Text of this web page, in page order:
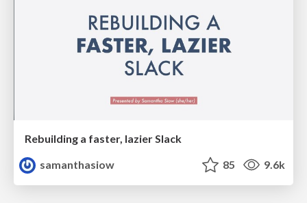
Rebuilding a faster, lazier Slack
samanthasiow
85 9.6k